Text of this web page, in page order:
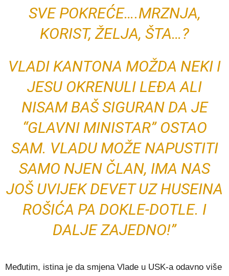
SVE POKREĆE….MRZNJA,
KORIST, ŽELJA, ŠTA…?
VLADI KANTONA MOŽDA NEKI I
JESU OKRENULI LEĐA ALI
NISAM BAŠ SIGURAN DA JE
“GLAVNI MINISTAR” OSTAO
SAM. VLADU MOŽE NAPUSTITI
SAMO NJEN ČLAN, IMA NAS
JOŠ UVIJEK DEVET UZ HUSEINA
ROŠIĆA PA DOKLE-DOTLE. I
DALJE ZAJEDNO!”
Međutim, istina je da smjena Vlade u USK-a odavno više